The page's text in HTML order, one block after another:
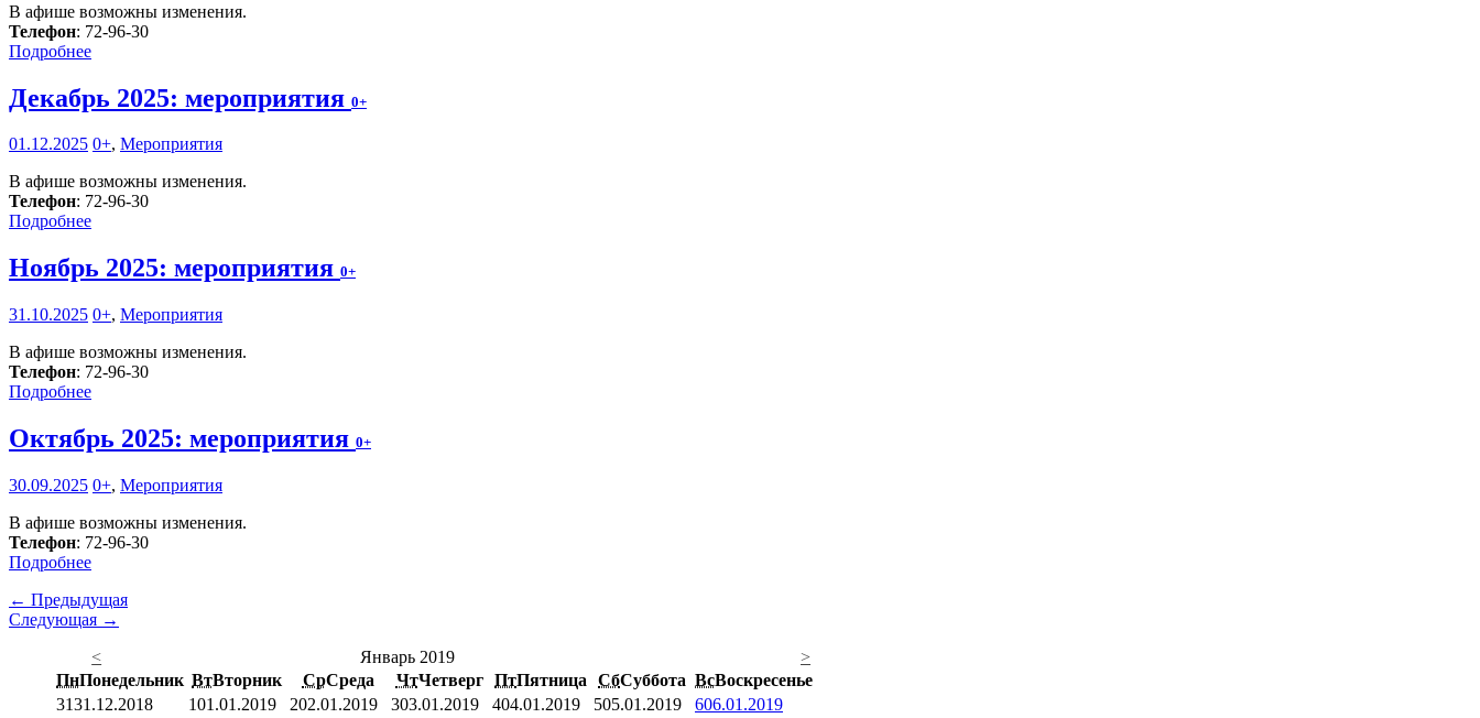
В афише возможны изменения.
Телефон: 72-96-30
Подробнее
Декабрь 2025: мероприятия 0+
01.12.2025 0+, Мероприятия
В афише возможны изменения.
Телефон: 72-96-30
Подробнее
Ноябрь 2025: мероприятия 0+
31.10.2025 0+, Мероприятия
В афише возможны изменения.
Телефон: 72-96-30
Подробнее
Октябрь 2025: мероприятия 0+
30.09.2025 0+, Мероприятия
В афише возможны изменения.
Телефон: 72-96-30
Подробнее
← Предыдущая
Следующая →
<
Январь 2019
>
ПнПонедельник ВтВторник СрСреда ЧтЧетверг ПтПятница СбСуббота ВсВоскресенье
3131.12.2018 101.01.2019 202.01.2019 303.01.2019 404.01.2019 505.01.2019 606.01.2019